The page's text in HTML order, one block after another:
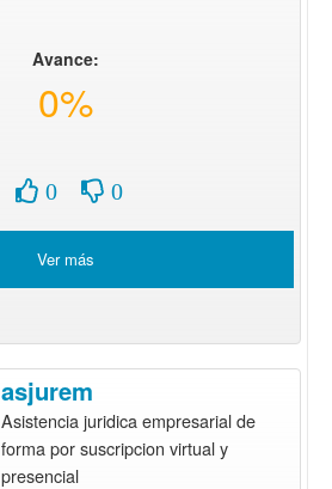
Avance:
0%
0 0
Ver más
asjurem
Asistencia juridica empresarial de
forma por suscripcion virtual y
presencial